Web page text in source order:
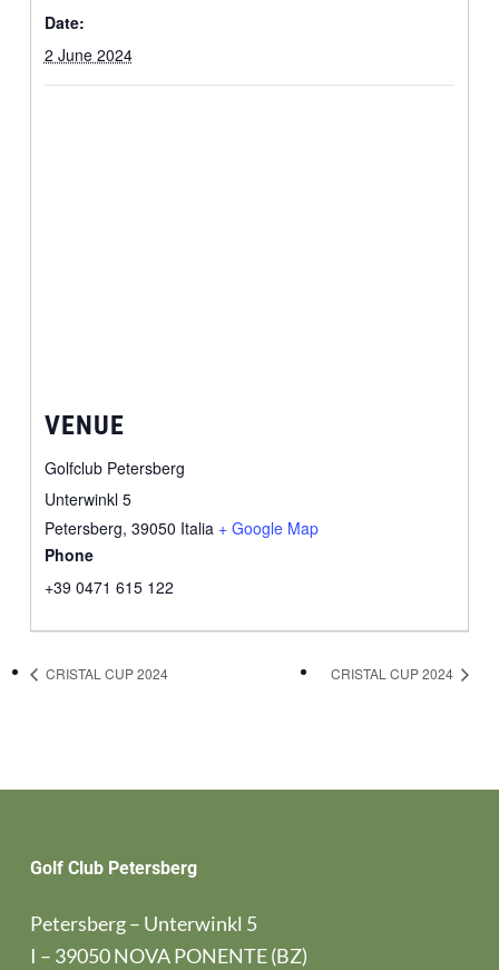
Date:
2 June 2024
VENUE
Golfclub Petersberg
Unterwinkl 5
Petersberg, 39050 Italia + Google Map
Phone
+39 0471 615 122
CRISTAL CUP 2024 CRISTAL CUP 2024
Golf Club Petersberg
Petersberg – Unterwinkl 5
I – 39050 NOVA PONENTE (BZ)